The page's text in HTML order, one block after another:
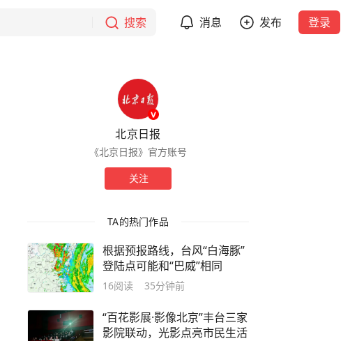
搜索 消息 发布 登录
北京日报
《北京日报》官方账号
关注
TA的热门作品
根据预报路线，台风“白海豚”
登陆点可能和“巴威”相同
16阅读 35分钟前
“百花影展·影像北京”丰台三家
影院联动，光影点亮市民生活